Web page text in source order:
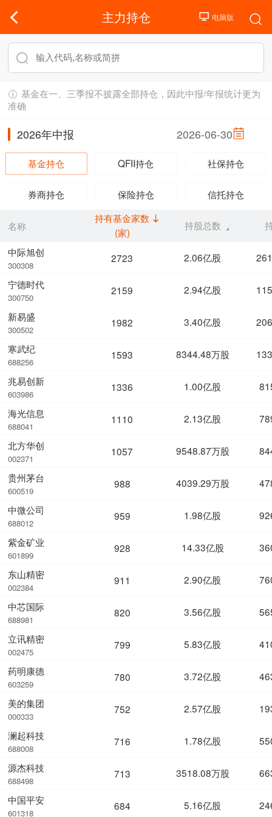
主力持仓
基金在一、三季报不披露全部持仓，因此中报/年报统计更为
准确
2026年中报 2026-06-30
基金持仓 QFII持仓 社保持仓
券商持仓 保险持仓 信托持仓
名称
中际旭创
300308
宁德时代
300750
新易盛
300502
寒武纪
688256
兆易创新
603986
海光信息
688041
北方华创
002371
贵州茅台
600519
中微公司
688012
紫金矿业
601899
东山精密
002384
中芯国际
688981
立讯精密
002475
药明康德
603259
美的集团
000333
澜起科技
688008
源杰科技
688498
中国平安
601318
持有基金家数
(家)
持股总数
2723 2.06亿股
2159 2.94亿股
1982 3.40亿股
1593 8344.48万股
1336 1.00亿股
1110 2.13亿股
1057 9548.87万股
988 4039.29万股
959 1.98亿股
928 14.33亿股
911 2.90亿股
820 3.56亿股
799 5.83亿股
780 3.72亿股
752 2.57亿股
716 1.78亿股
713 3518.08万股
684 5.16亿股